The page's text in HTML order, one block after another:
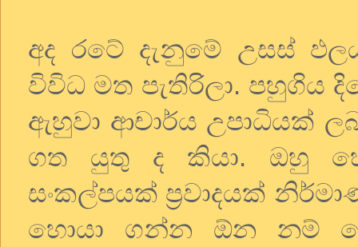
අද රටේ දැනුමේ උසස්
විවිධ මත පැතිරිලා. පහුගිය
ඇහුවා ආචාර්ය උපාධියක්
ගත යුතු ද කියා. ඔහු
සංකල්පයක් ප්‍රවාදයක්
හොයා ගන්න ඕන නම්